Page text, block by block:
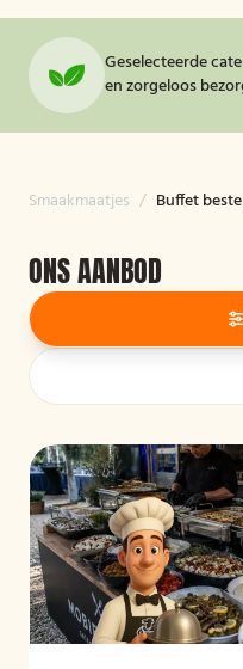
Geselecteerde
en zorgeloos
Smaakmaatjes / Buffet
ONS AANBOD